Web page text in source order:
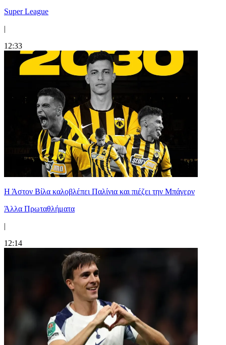
Super League
|
12:33
Η Άστον Βίλα καλοβλέπει Παλίνια και πιέζει την Μπάγερν
Άλλα Πρωταθλήματα
|
12:14